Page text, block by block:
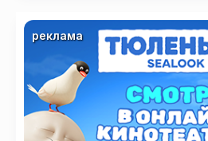
реклама